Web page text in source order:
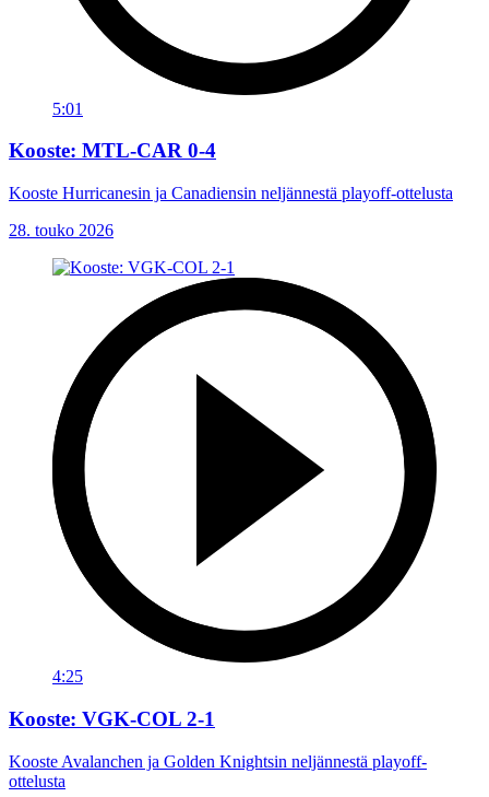
5:01
Kooste: MTL-CAR 0-4
Kooste Hurricanesin ja Canadiensin neljännestä playoff-ottelusta
28. touko 2026
4:25
Kooste: VGK-COL 2-1
Kooste Avalanchen ja Golden Knightsin neljännestä playoff-
ottelusta